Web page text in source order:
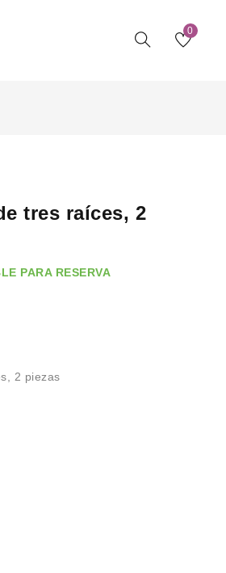
0
tres raíces, 2
PARA RESERVA
2 piezas